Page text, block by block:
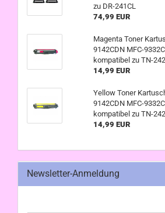
zu DR-241CL
74,99 EUR
Magenta Toner
9142CDN MFC-
kompatibel zu TN-
14,99 EUR
Yellow Toner
9142CDN MFC-
kompatibel zu TN-
14,99 EUR
Newsletter-Anmeldung